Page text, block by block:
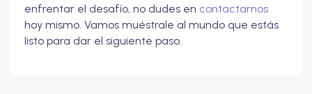
enfrentar el desafío, no dudes en contactarnos
hoy mismo. Vamos muéstrale al mundo que estás
listo para dar el siguiente paso.